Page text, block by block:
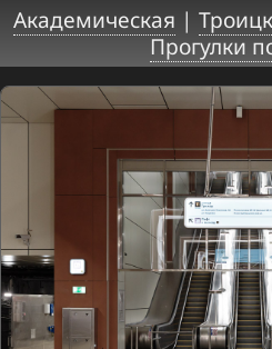
Академическая |
Прогулки